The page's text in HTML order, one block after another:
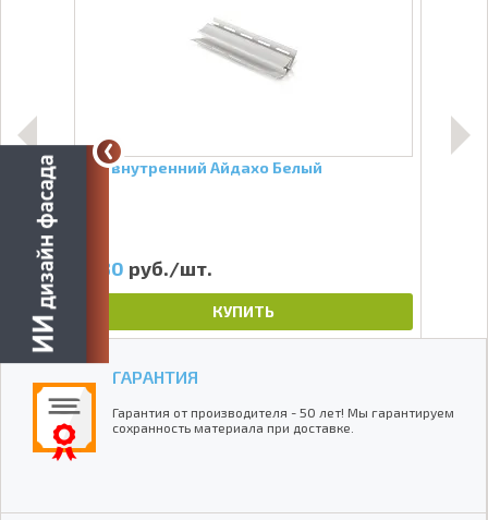
Угол внутренний Айдахо Белый
480 руб./шт.
КУПИТЬ
ГАРАНТИЯ
Гарантия от производителя - 50 лет! Мы гарантируем
сохранность материала при доставке.